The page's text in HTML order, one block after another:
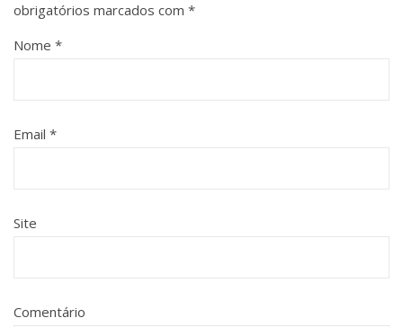
obrigatórios marcados com *
Nome *
Email *
Site
Comentário